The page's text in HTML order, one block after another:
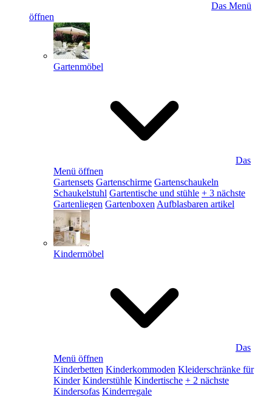
Das Menü
öffnen
Gartenmöbel
Das
Menü öffnen
Gartensets Gartenschirme Gartenschaukeln
Schaukelstuhl Gartentische und stühle + 3 nächste
Gartenliegen Gartenboxen Aufblasbaren artikel
Kindermöbel
Das
Menü öffnen
Kinderbetten Kinderkommoden Kleiderschränke für
Kinder Kinderstühle Kindertische + 2 nächste
Kindersofas Kinderregale